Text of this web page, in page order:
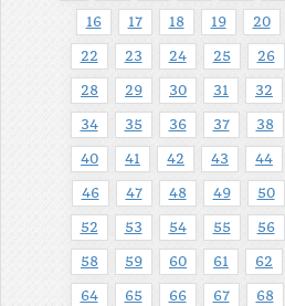
16 17 18 19 20
22 23 24 25 26
28 29 30 31 32
34 35 36 37 38
40 41 42 43 44
46 47 48 49 50
52 53 54 55 56
58 59 60 61 62
64 65 66 67 68